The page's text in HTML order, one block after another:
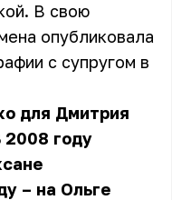
В свою
опубликовала
с супругом в
для Дмитрия
2008 году
– на Ольге